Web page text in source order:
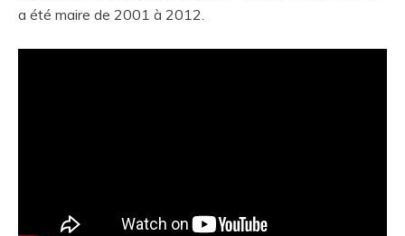
a été maire de 2001 à 2012.